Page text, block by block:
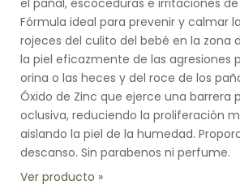
el pañal, escoceduras e irritaciones
Fórmula ideal para prevenir y calmar
rojeces del culito del bebé en la zona
la piel eficazmente de las agresiones
orina o las heces y del roce de los
Óxido de Zinc que ejerce una barrera
oclusiva, reduciendo la proliferación
aislando la piel de la humedad.
descanso. Sin parabenos ni perfume.
Ver producto